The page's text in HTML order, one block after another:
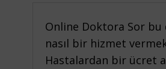
Online Doktora Sor bu
nasıl bir hizmet
Hastalardan bir ücret